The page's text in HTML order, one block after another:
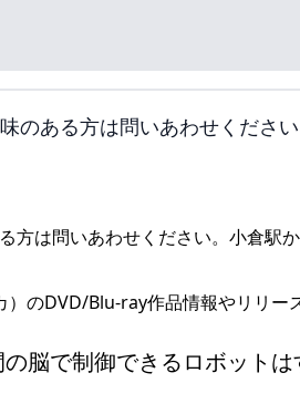
のある方は問いあわせくださ
）のDVD/Blu-ray作品情報やリリー
脳で制御できるロボット